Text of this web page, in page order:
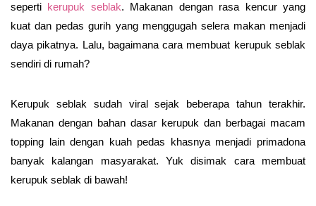
seperti kerupuk seblak. Makanan dengan rasa kencur yang
kuat dan pedas gurih yang menggugah selera makan menjadi
daya pikatnya. Lalu, bagaimana cara membuat kerupuk seblak
sendiri di rumah?
Kerupuk seblak sudah viral sejak beberapa tahun terakhir.
Makanan dengan bahan dasar kerupuk dan berbagai macam
topping lain dengan kuah pedas khasnya menjadi primadona
banyak kalangan masyarakat. Yuk disimak cara membuat
kerupuk seblak di bawah!